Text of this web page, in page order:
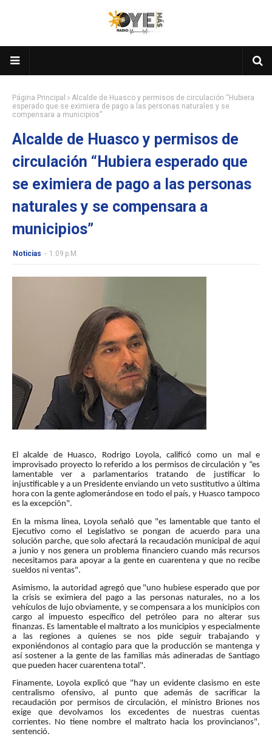
Página Principal
Alcalde de Huasco y permisos de circulación “Hubiera
esperado que se eximiera de pago a las personas naturales y se
compensara a municipios”
Alcalde de Huasco y permisos de
circulación “Hubiera esperado que
se eximiera de pago a las personas
naturales y se compensara a
municipios”
Noticias - 1:09 P.m.
El alcalde de Huasco, Rodrigo Loyola, calificó como un mal e
improvisado proyecto lo referido a los permisos de circulación y “es
lamentable ver a parlamentarios tratando de justificar lo
injustificable y a un Presidente enviando un veto sustitutivo a última
hora con la gente aglomerándose en todo el país, y Huasco tampoco
es la excepción".
En la misma línea, Loyola señaló que "es lamentable que tanto el
Ejecutivo como el Legislativo se pongan de acuerdo para una
solución parche, que solo afectará la recaudación municipal de aquí
a junio y nos genera un problema financiero cuando más recursos
necesitamos para apoyar a la gente en cuarentena y que no recibe
sueldos ni ventas".
Asimismo, la autoridad agregó que "uno hubiese esperado que por
la crisis se eximiera del pago a las personas naturales, no a los
vehículos de lujo obviamente, y se compensara a los municipios con
cargo al impuesto específico del petróleo para no alterar sus
finanzas. Es lamentable el maltrato a los municipios y especialmente
a las regiones a quienes se nos pide seguir trabajando y
exponiéndonos al contagio para que la producción se mantenga y
así sostener a la gente de las familias más adineradas de Santiago
que pueden hacer cuarentena total".
Finamente, Loyola explicó que "hay un evidente clasismo en este
centralismo ofensivo, al punto que además de sacrificar la
recaudación por permisos de circulación, el ministro Briones nos
exige que devolvamos los excedentes de nuestras cuentas
corrientes. No tiene nombre el maltrato hacia los provincianos",
sentenció.